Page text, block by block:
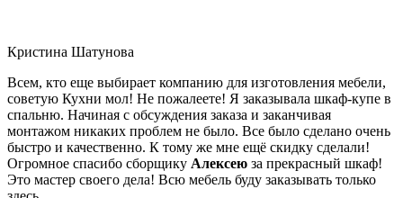
Кристина Шатунова
Всем, кто еще выбирает компанию для изготовления мебели,
советую Кухни мол! Не пожалеете! Я заказывала шкаф-купе в
спальню. Начиная с обсуждения заказа и заканчивая
монтажом никаких проблем не было. Все было сделано очень
быстро и качественно. К тому же мне ещё скидку сделали!
Огромное спасибо сборщику Алексею за прекрасный шкаф!
Это мастер своего дела! Всю мебель буду заказывать только